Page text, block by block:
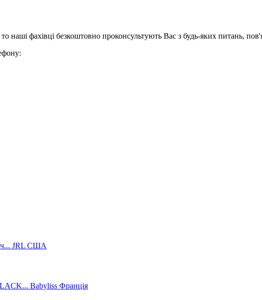
наші фахівці безкоштовно проконсультують Вас з будь-яких питань,
JRL США
Babyliss Франція